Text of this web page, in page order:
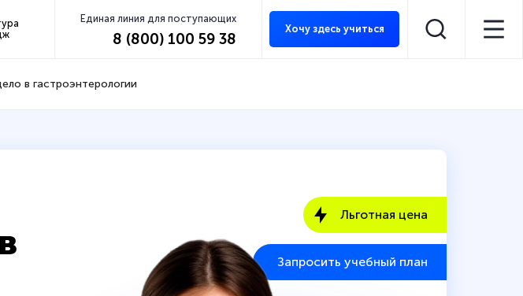
Единая линия для поступающих
8 (800) 100 59 38
Хочу здесь учиться
в гастроэнтерологии
Льготная цена
Запросить учебный план